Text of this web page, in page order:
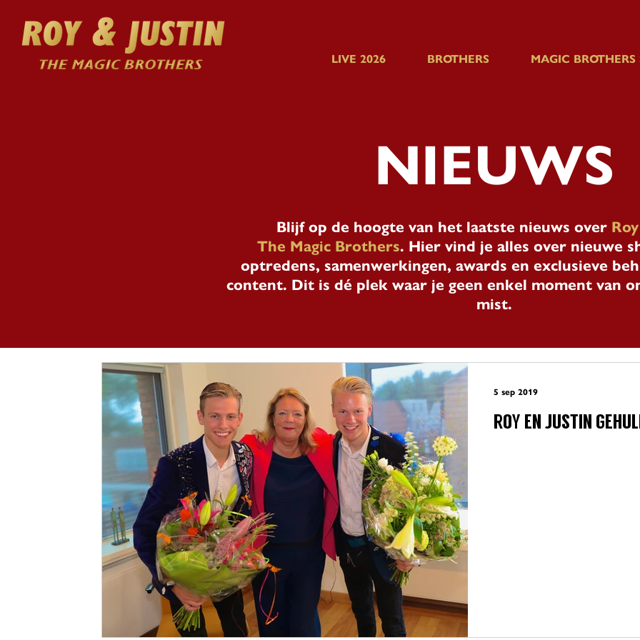
LIVE 2026 BROTHERS MAGIC
NIEUWS
Blijf op de hoogte van het laatste nieuws over
The Magic Brothers. Hier vind je alles over nieuwe
optredens, samenwerkingen, awards en exclusieve
content. Dit is dé plek waar je geen enkel moment van
mist.
ROY EN JUSTIN
5 sep 2019